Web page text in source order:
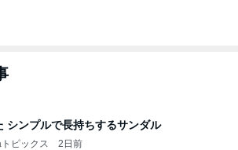
シンプルで長持ちするサンダル
ピックス 2日前